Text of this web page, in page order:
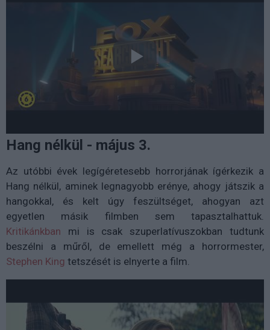
Hang nélkül - május 3.
Az utóbbi évek legígéretesebb horrorjának ígérkezik a
Hang nélkül, aminek legnagyobb erénye, ahogy játszik a
hangokkal, és kelt úgy feszültséget, ahogyan azt
egyetlen másik filmben sem tapasztalhattuk.
Kritikánkban mi is csak szuperlatívuszokban tudtunk
beszélni a műről, de emellett még a horrormester,
Stephen King tetszését is elnyerte a film.